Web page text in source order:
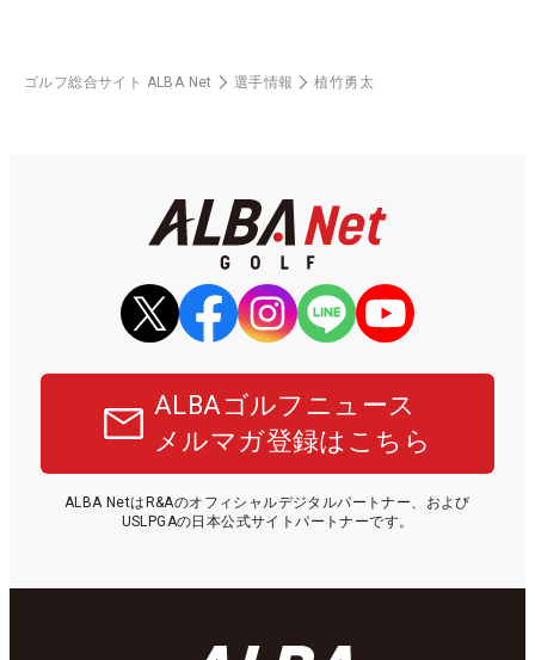
ゴルフ総合サイト ALBA Net 選手情報 植竹勇太
ALBAゴルフニュース
メルマガ登録はこちら
ALBA NetはR&Aのオフィシャルデジタルパートナー、および
USLPGAの日本公式サイトパートナーです。